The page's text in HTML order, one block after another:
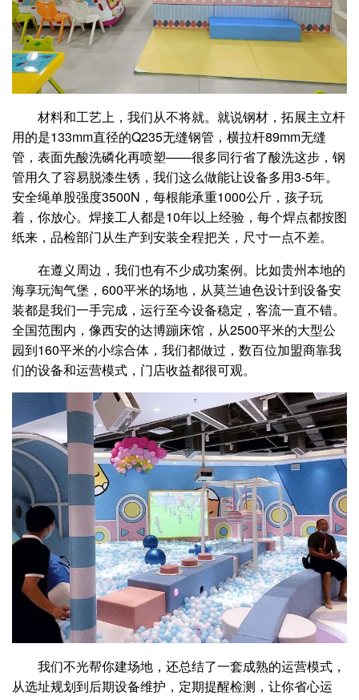
材料和工艺上，我们从不将就。就说钢材，拓展主立杆
用的是133mm直径的Q235无缝钢管，横拉杆89mm无缝
管，表面先酸洗磷化再喷塑——很多同行省了酸洗这步，钢
管用久了容易脱漆生锈，我们这么做能让设备多用3-5年。
安全绳单股强度3500N，每根能承重1000公斤，孩子玩
着，你放心。焊接工人都是10年以上经验，每个焊点都按图
纸来，品检部门从生产到安装全程把关，尺寸一点不差。
在遵义周边，我们也有不少成功案例。比如贵州本地的
海享玩淘气堡，600平米的场地，从莫兰迪色设计到设备安
装都是我们一手完成，运行至今设备稳定，客流一直不错。
全国范围内，像西安的达博蹦床馆，从2500平米的大型公
园到160平米的小综合体，我们都做过，数百位加盟商靠我
们的设备和运营模式，门店收益都很可观。
我们不光帮你建场地，还总结了一套成熟的运营模式，
从选址规划到后期设备维护，定期提醒检测，让你省心运